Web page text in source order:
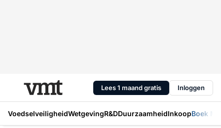
Lees 1 maand gratis Inloggen
VoedselveiligheidWetgevingR&DDuurzaamheidInkoopBoek